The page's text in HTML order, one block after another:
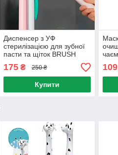
Диспенсер з УФ
стерилізацією для зубної
пасти та щіток BRUSH
STERILIZER / Тримач для
зубних щіток
175₴ 250 ₴
Купити
109